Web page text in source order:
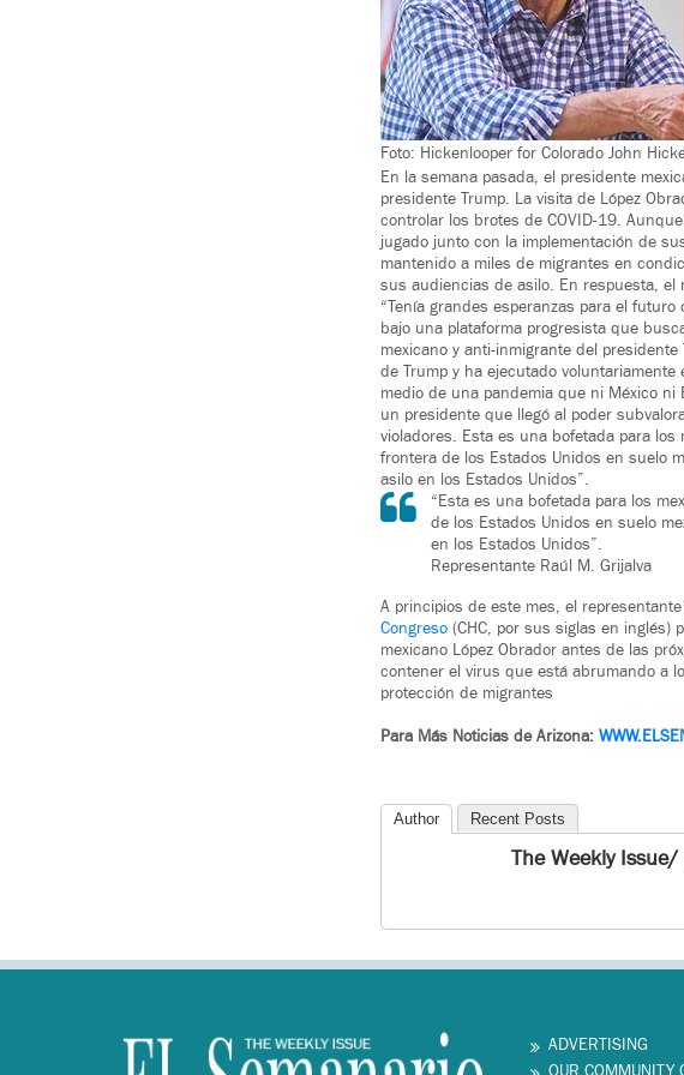
Foto: Hickenlooper for Colorado John
En la semana pasada, el presidente
presidente Trump. La visita de López
controlar los brotes de COVID-19.
jugado junto con la implementación de
mantenido a miles de migrantes en
sus audiencias de asilo. En respuesta, el
“Tenía grandes esperanzas para el
bajo una plataforma progresista que
mexicano y anti-inmigrante del
de Trump y ha ejecutado
medio de una pandemia que ni México
un presidente que llegó al poder
violadores. Esta es una bofetada para
frontera de los Estados Unidos en suelo
asilo en los Estados Unidos”.
“Esta es una bofetada para los
de los Estados Unidos en suelo
en los Estados Unidos”.
Representante Raúl M. Grijalva
A principios de este mes, el
Congreso (CHC, por sus siglas en inglés)
mexicano López Obrador antes de las
contener el virus que está abrumando a
protección de migrantes
Para Más Noticias de Arizona:
Author Recent Posts
The Weekly
ADVERTISING